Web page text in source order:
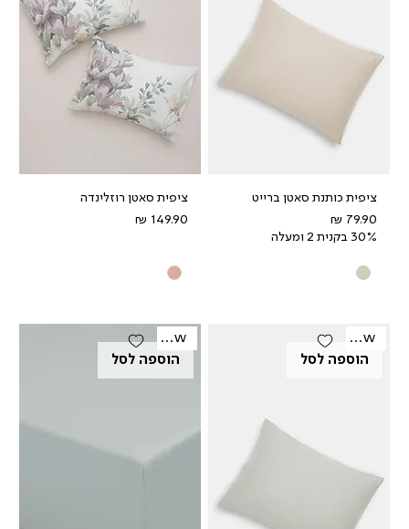
ציפית כותנת סאטן ברייט
מחיר
30% בקנית 2 ומעלה
ציפית סאטן רוזלינדה
מחיר
הוספה לסל
New
הוספה לסל
New